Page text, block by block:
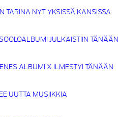
TARINA NYT YKSISSÄ KANSISSA
JULKAISTIIN TÄNÄÄN
ALBUMI X ILMESTYI TÄNÄÄN
UUTTA MUSIIKKIA